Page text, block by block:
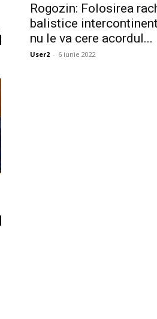
Rogozin: Folosirea
balistice
nu le va cere acordul...
User2 - 6 iunie 2022